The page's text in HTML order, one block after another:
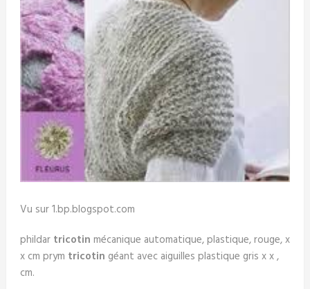
Vu sur 1.bp.blogspot.com
phildar tricotin mécanique automatique, plastique, rouge, x
x cm prym tricotin géant avec aiguilles plastique gris x x ,
cm.